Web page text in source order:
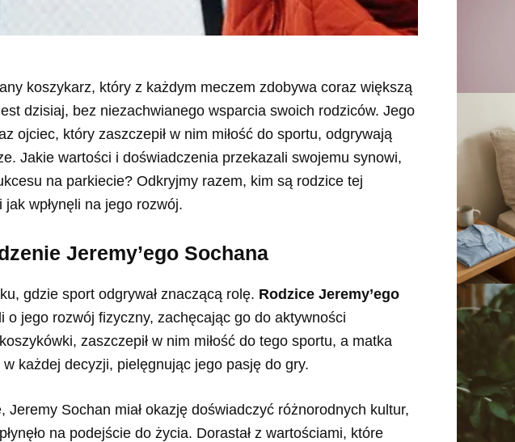
koszykarz, który z każdym meczem zdobywa coraz większą
dzisiaj, bez niezachwianego wsparcia swoich rodziców. Jego
ojciec, który zaszczepił w nim miłość do sportu, odgrywają
Jakie wartości i doświadczenia przekazali swojemu synowi,
na parkiecie? Odkryjmy razem, kim są rodzice tej
wpłynęli na jego rozwój.
Jeremy’ego Sochana
gdzie sport odgrywał znaczącą rolę. Rodzice Jeremy’ego
o jego rozwój fizyczny, zachęcając go do aktywności
zaszczepił w nim miłość do tego sportu, a matka
w każdej decyzji, pielęgnując jego pasję do gry.
Sochan miał okazję doświadczyć różnorodnych kultur,
na podejście do życia. Dorastał z wartościami, które